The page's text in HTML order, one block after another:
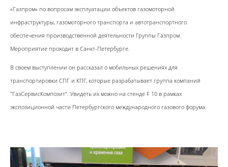
«Газпром» по вопросам эксплуатации объектов газомоторной
инфраструктуры, газомоторного транспорта и автотранспортного
обеспечения производственной деятельности Группы Газпром.
Мероприятие проходит в Санкт-Петербурге.
В своем выступлении он рассказал о мобильных решениях для
транспортировки СПГ и КПГ, которые разрабатывает группа компаний
"ГазСервисКомпозит". Увидеть их можно на стенде F 10 в рамках
экспозиционной части Петербургского международного газового форума.